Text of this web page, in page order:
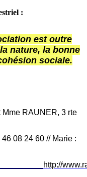
:
est outre
nature, la bonne
sociale.
RAUNER, 3 rte
08 24 60 // Marie :
http://